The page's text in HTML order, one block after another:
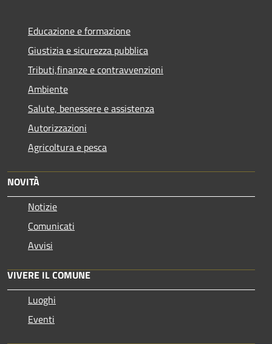
Educazione e formazione
Giustizia e sicurezza pubblica
Tributi,finanze e contravvenzioni
Ambiente
Salute, benessere e assistenza
Autorizzazioni
Agricoltura e pesca
NOVITÀ
Notizie
Comunicati
Avvisi
VIVERE IL COMUNE
Luoghi
Eventi